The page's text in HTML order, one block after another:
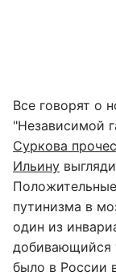
Все говорят о
"Независимой
Суркова
Ильину
путинизма в
один из
добивающийся
было в России